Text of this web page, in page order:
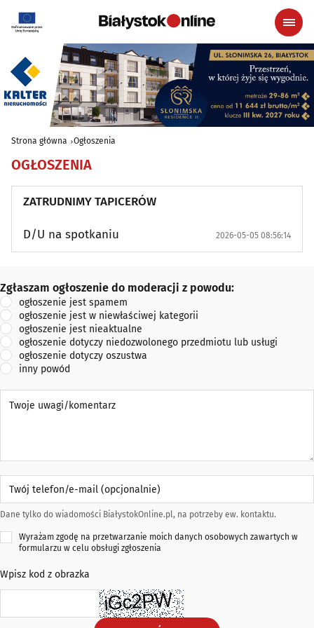
Strona główna Ogłoszenia
OGŁOSZENIA
ZATRUDNIMY TAPICERÓW
D/U na spotkaniu 2026-05-05 08:56:14
Zgłaszam ogłoszenie do moderacji z powodu:
Zgłaszam ogłoszenie do moderacji z powodu:
ogłoszenie jest spamem
ogłoszenie jest w niewłaściwej kategorii
ogłoszenie jest nieaktualne
ogłoszenie dotyczy niedozwolonego przedmiotu lub usługi
ogłoszenie dotyczy oszustwa
inny powód
Twój telefon/e-mail (opcjonalnie)
Dane tylko do wiadomości BiałystokOnline.pl, na potrzeby ew. kontaktu.
Wyrażam zgodę na przetwarzanie moich danych osobowych zawartych w
formularzu w celu obsługi zgłoszenia
Wpisz kod z obrazka